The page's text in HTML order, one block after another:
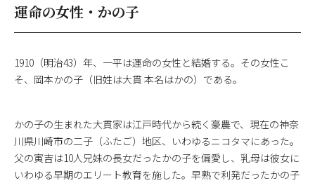
運命の女性・かの子
1910（明治43）年、一平は運命の女性と結婚する。その女性こ
そ、岡本かの子（旧姓は大貫 本名はかの）である。
かの子の生まれた大貫家は江戸時代から続く豪農で、現在の神奈
川県川崎市の二子（ふたご）地区、いわゆるニコタマにあった。
父の寅吉は10人兄妹の長女だったかの子を偏愛し、乳母は彼女に
いわゆる早期のエリート教育を施した。早熟で利発だったかの子